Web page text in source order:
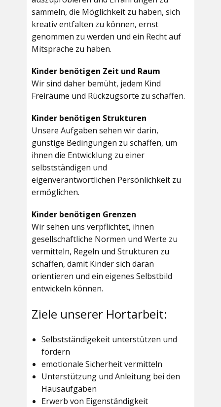
sammeln, die Möglichkeit zu haben, sich
kreativ entfalten zu können, ernst
genommen zu werden und ein Recht auf
Mitsprache zu haben.
Kinder benötigen Zeit und Raum
Wir sind daher bemüht, jedem Kind
Freiräume und Rückzugsorte zu schaffen.
Kinder benötigen Strukturen
Unsere Aufgaben sehen wir darin,
günstige Bedingungen zu schaffen, um
ihnen die Entwicklung zu einer
selbstständigen und
eigenverantwortlichen Persönlichkeit zu
ermöglichen.
Kinder benötigen Grenzen
Wir sehen uns verpflichtet, ihnen
gesellschaftliche Normen und Werte zu
vermitteln, Regeln und Strukturen zu
schaffen, damit Kinder sich daran
orientieren und ein eigenes Selbstbild
entwickeln können.
Ziele unserer Hortarbeit:
Selbstständigekeit unterstützen und
fördern
emotionale Sicherheit vermitteln
Unterstützung und Anleitung bei den
Hausaufgaben
Erwerb von Eigenständigkeit